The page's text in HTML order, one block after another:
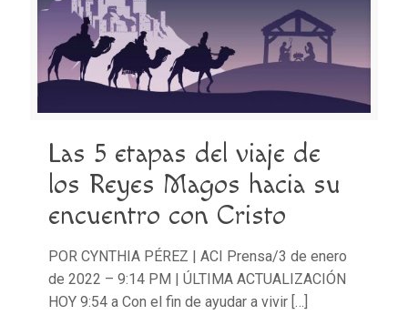
Las 5 etapas del viaje de
los Reyes Magos hacia su
encuentro con Cristo
POR CYNTHIA PÉREZ | ACI Prensa/3 de enero
de 2022 – 9:14 PM | ÚLTIMA ACTUALIZACIÓN
HOY 9:54 a Con el fin de ayudar a vivir […]